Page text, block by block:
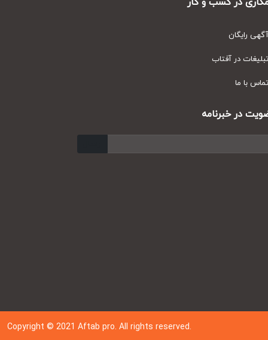
رایگان
در آفتاب
با ما
در خبرنامه
Copyright © 202 1Aftab pro. All rights reserved.